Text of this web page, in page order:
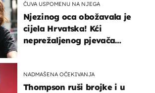
ČUVA USPOMENU NA NJEGA
Njezinog oca obožavala je
cijela Hrvatska! Kći
neprežaljenog pjevača
NADMAŠENA OČEKIVANJA
Thompson ruši brojke i u